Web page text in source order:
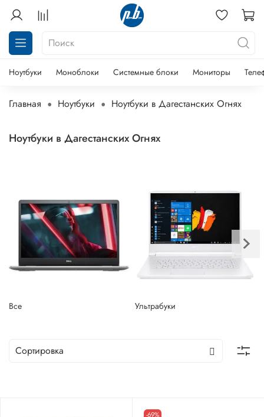
Ноутбуки Моноблоки Системные блоки Мониторы
Главная Ноутбуки Ноутбуки в Дагестанских Огнях
Ноутбуки в Дагестанских Огнях
Все Ультрабуки
-69%